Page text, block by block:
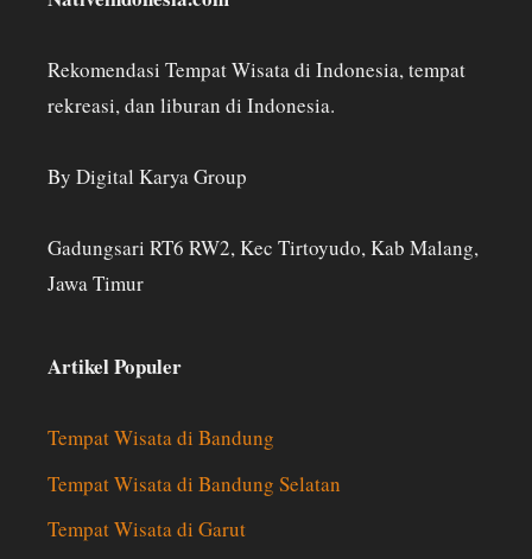
Rekomendasi Tempat Wisata di Indonesia, tempat
rekreasi, dan liburan di Indonesia.
By Digital Karya Group
Gadungsari RT6 RW2, Kec Tirtoyudo, Kab Malang,
Jawa Timur
Artikel Populer
Tempat Wisata di Bandung
Tempat Wisata di Bandung Selatan
Tempat Wisata di Garut